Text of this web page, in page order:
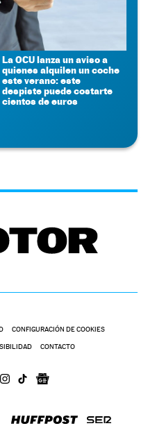
La OCU lanza un aviso a
quienes alquilen un coche
este verano: este
despiste puede costarte
cientos de euros
CONFIGURACIÓN DE COOKIES
CONTACTO